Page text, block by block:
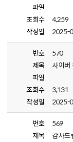
파일
조회수
4,259
작성일
2025-
번호
570
제목
사이버
파일
조회수
3,131
작성일
2025-
번호
569
제목
감사드